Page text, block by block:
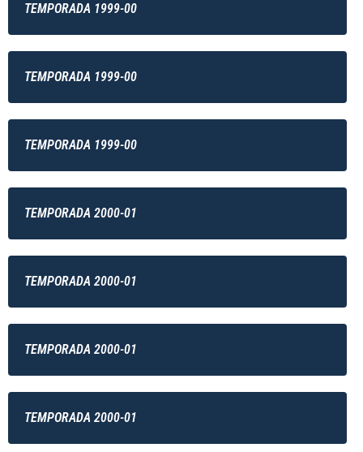
TEMPORADA 1999-00
TEMPORADA 1999-00
TEMPORADA 1999-00
TEMPORADA 2000-01
TEMPORADA 2000-01
TEMPORADA 2000-01
TEMPORADA 2000-01